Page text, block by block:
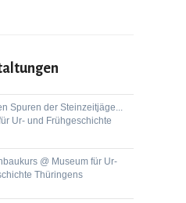
Spuren der Steinzeitjäge...
Ur- und Frühgeschichte
@ Museum für Ur-
Thüringens